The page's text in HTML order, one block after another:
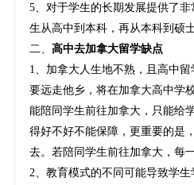
5、对于学生的长期发展提供了
生从高中到本科，再从本科到硕
二、 高中去加拿大留学缺点
1、加拿大人生地不熟，且高中
要远走他乡，将在加拿大高中学
能陪同学生前往加拿大，只能给
得好不好不能保障，更重要的是
去。若陪同学生前往加拿大，每
2、教育模式的不同可能导致学